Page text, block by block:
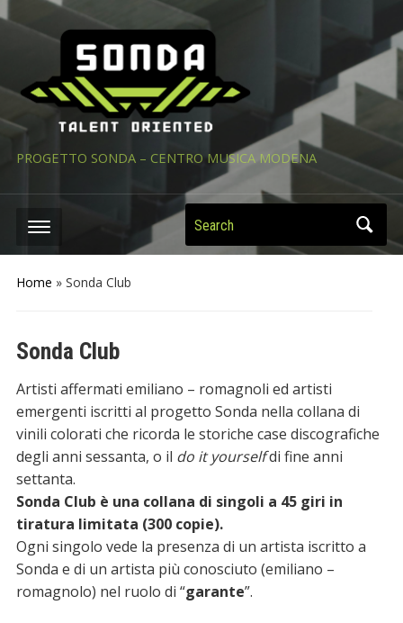
PROGETTO SONDA – CENTRO MUSICA MODENA
Search
Home » Sonda Club
Sonda Club
Artisti affermati emiliano – romagnoli ed artisti
emergenti iscritti al progetto Sonda nella collana di
vinili colorati che ricorda le storiche case discografiche
degli anni sessanta, o il do it yourselfdi fine anni
settanta.
Sonda Club è una collana di singoli a 45 giri in
tiratura limitata (300 copie).
Ogni singolo vede la presenza di un artista iscritto a
Sonda e di un artista più conosciuto (emiliano –
romagnolo) nel ruolo di “garante”.